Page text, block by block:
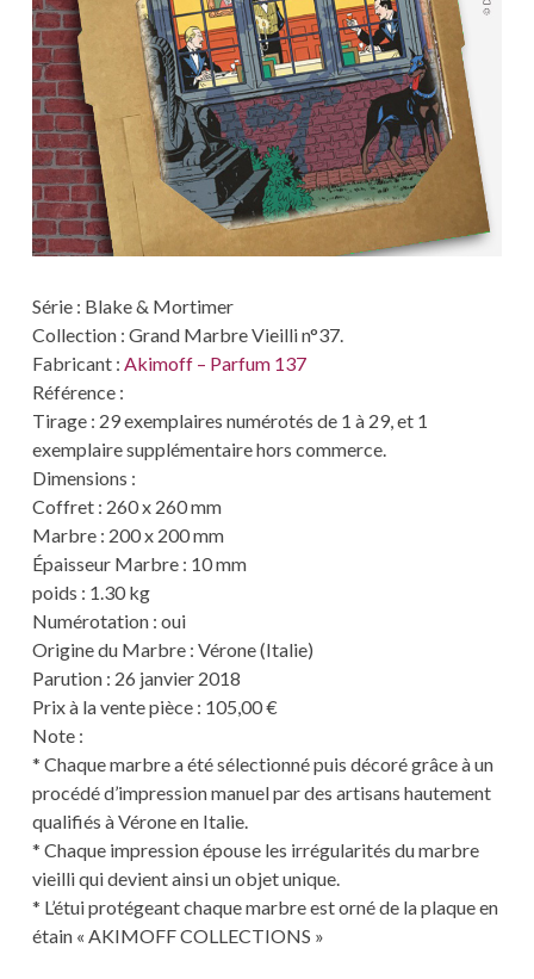
Série : Blake & Mortimer
Collection : Grand Marbre Vieilli n°37.
Fabricant : Akimoff – Parfum 137
Référence :
Tirage : 29 exemplaires numérotés de 1 à 29, et 1
exemplaire supplémentaire hors commerce.
Dimensions :
Coffret : 260 x 260 mm
Marbre : 200 x 200 mm
Épaisseur Marbre : 10 mm
poids : 1.30 kg
Numérotation : oui
Origine du Marbre : Vérone (Italie)
Parution : 26 janvier 2018
Prix à la vente pièce : 105,00 €
Note :
* Chaque marbre a été sélectionné puis décoré grâce à un
procédé d’impression manuel par des artisans hautement
qualifiés à Vérone en Italie.
* Chaque impression épouse les irrégularités du marbre
vieilli qui devient ainsi un objet unique.
* L’étui protégeant chaque marbre est orné de la plaque en
étain « AKIMOFF COLLECTIONS »